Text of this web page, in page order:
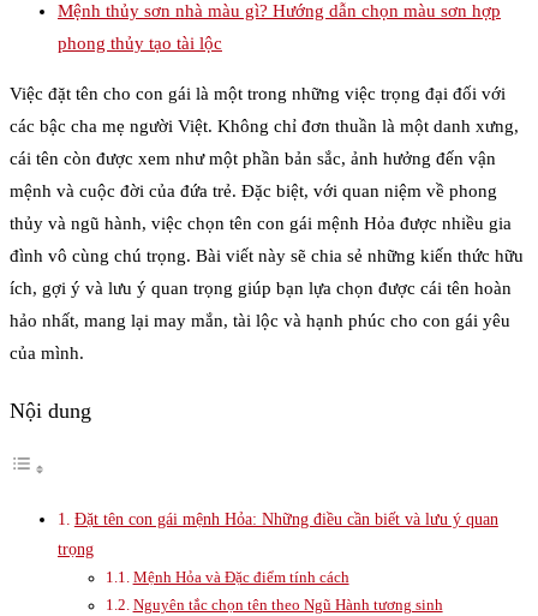
Mệnh thủy sơn nhà màu gì? Hướng dẫn chọn màu sơn hợp
phong thủy tạo tài lộc
Việc đặt tên cho con gái là một trong những việc trọng đại đối với
các bậc cha mẹ người Việt. Không chỉ đơn thuần là một danh xưng,
cái tên còn được xem như một phần bản sắc, ảnh hưởng đến vận
mệnh và cuộc đời của đứa trẻ. Đặc biệt, với quan niệm về phong
thủy và ngũ hành, việc chọn tên con gái mệnh Hỏa được nhiều gia
đình vô cùng chú trọng. Bài viết này sẽ chia sẻ những kiến thức hữu
ích, gợi ý và lưu ý quan trọng giúp bạn lựa chọn được cái tên hoàn
hảo nhất, mang lại may mắn, tài lộc và hạnh phúc cho con gái yêu
của mình.
Nội dung
Đặt tên con gái mệnh Hỏa: Những điều cần biết và lưu ý quan
trọng
Mệnh Hỏa và Đặc điểm tính cách
Nguyên tắc chọn tên theo Ngũ Hành tương sinh